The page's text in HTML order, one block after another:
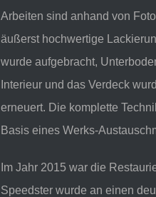
Arbeiten sind anhand von
äußerst hochwertige
wurde aufgebracht,
Interieur und das Verdeck
erneuert. Die komplette
Basis eines Werks-
Im Jahr 2015 war die
Speedster wurde an einen